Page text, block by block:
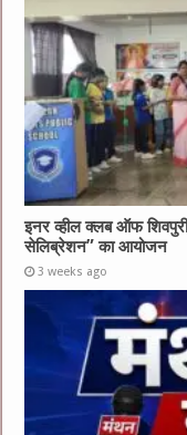
इनर व्हील क्लब ऑफ
सेलिब्रेशन” का आयोजन
3 weeks ago